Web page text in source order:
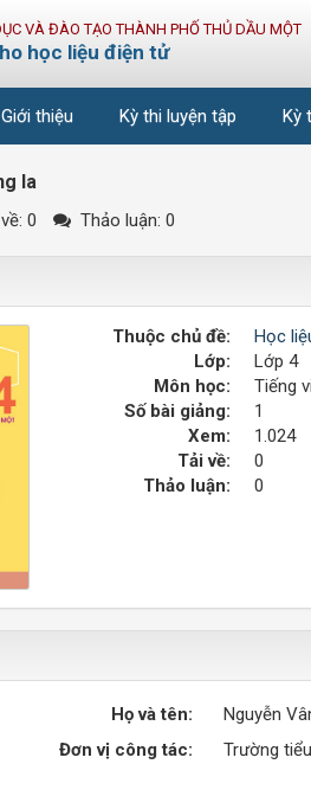
VÀ ĐÀO TẠO THÀNH PHỐ THỦ DẦU MỘT
học liệu điện tử
Giới thiệu Kỳ thi luyện tập Kỳ
la
0 Thảo luận: 0
Thuộc chủ đề:
Học
Lớp:
Lớp 4
Môn học:
Tiếng
Số bài giảng:
1
Xem:
1.024
Tải về:
0
Thảo luận:
0
Họ và tên:
Nguyễn
Đơn vị công tác:
Trường